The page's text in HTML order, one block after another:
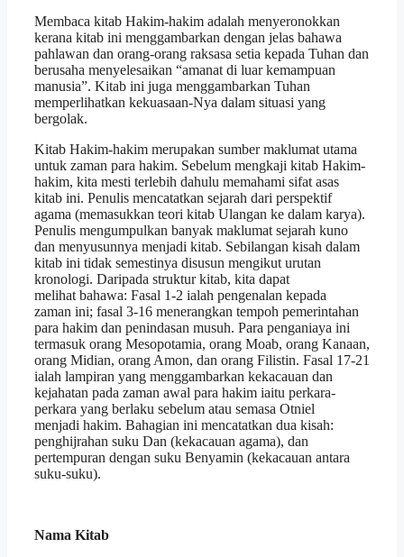
Membaca kitab Hakim-hakim adalah menyeronokkan
kerana kitab ini menggambarkan dengan jelas bahawa
pahlawan dan orang-orang raksasa setia kepada Tuhan dan
berusaha menyelesaikan “amanat di luar kemampuan
manusia”. Kitab ini juga menggambarkan Tuhan
memperlihatkan kekuasaan-Nya dalam situasi yang
bergolak.
Kitab Hakim-hakim merupakan sumber maklumat utama
untuk zaman para hakim. Sebelum mengkaji kitab Hakim-
hakim, kita mesti terlebih dahulu memahami sifat asas
kitab ini. Penulis mencatatkan sejarah dari perspektif
agama (memasukkan teori kitab Ulangan ke dalam karya).
Penulis mengumpulkan banyak maklumat sejarah kuno
dan menyusunnya menjadi kitab. Sebilangan kisah dalam
kitab ini tidak semestinya disusun mengikut urutan
kronologi. Daripada struktur kitab, kita dapat
melihat bahawa: Fasal 1-2 ialah pengenalan kepada
zaman ini; fasal 3-16 menerangkan tempoh pemerintahan
para hakim dan penindasan musuh. Para penganiaya ini
termasuk orang Mesopotamia, orang Moab, orang Kanaan,
orang Midian, orang Amon, dan orang Filistin. Fasal 17-21
ialah lampiran yang menggambarkan kekacauan dan
kejahatan pada zaman awal para hakim iaitu perkara-
perkara yang berlaku sebelum atau semasa Otniel
menjadi hakim. Bahagian ini mencatatkan dua kisah:
penghijrahan suku Dan (kekacauan agama), dan
pertempuran dengan suku Benyamin (kekacauan antara
suku-suku).
Nama Kitab